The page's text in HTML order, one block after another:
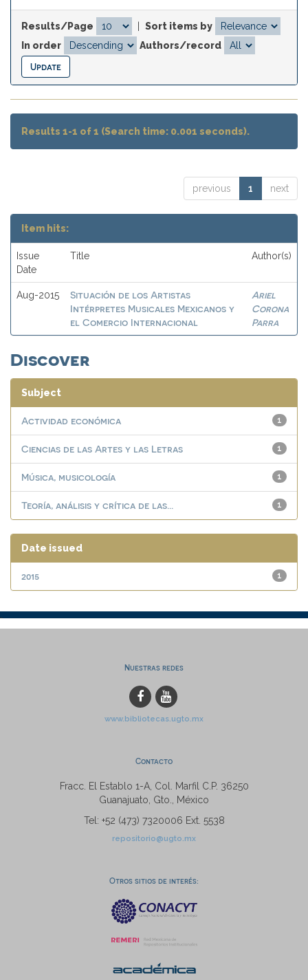
Results/Page
Sort items by
In order
Authors/record
Results 1-1 of 1 (Search time: 0.001 seconds).
previous 1 next
Item hits:
Issue
Date
Title Author(s)
Aug-2015
Situación de los Artistas
Intérpretes Musicales Mexicanos y
el Comercio Internacional
Ariel
Corona
Parra
Discover
Subject
1
Actividad económica
1
Ciencias de las Artes y las Letras
1
Música, musicología
1
Teoría, análisis y crítica de las...
Date issued
1
2015
Nuestras redes
www.bibliotecas.ugto.mx
Contacto
Fracc. El Establo 1-A, Col. Marfil C.P. 36250
Guanajuato, Gto., México
Tel: +52 (473) 7320006 Ext. 5538
repositorio@ugto.mx
Otros sitios de interés: